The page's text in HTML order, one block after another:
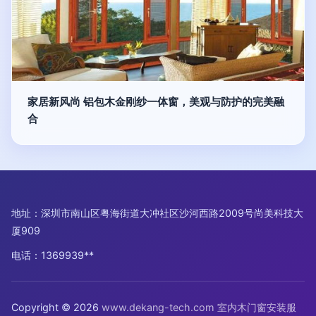
家居新风尚 铝包木金刚纱一体窗，美观与防护的完美融
合
地址：深圳市南山区粤海街道大冲社区沙河西路2009号尚美科技大
厦909
电话：1369939**
Copyright © 2026 www.dekang-tech.com 室内木门窗安装服